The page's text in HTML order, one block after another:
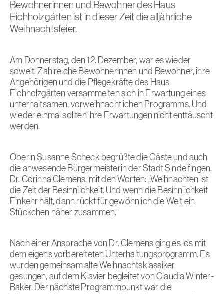
Bewohnerinnen und Bewohner des Haus
Eichholzgärten ist in dieser Zeit die alljährliche
Weihnachtsfeier.
Am Donnerstag, den 12. Dezember, war es wieder
soweit. Zahlreiche Bewohnerinnen und Bewohner, ihre
Angehörigen und die Pflegekräfte des Haus
Eichholzgärten versammelten sich in Erwartung eines
unterhaltsamen, vorweihnachtlichen Programms. Und
wieder einmal sollten ihre Erwartungen nicht enttäuscht
werden.
Oberin Susanne Scheck begrüßte die Gäste und auch
die anwesende Bürgermeisterin der Stadt Sindelfingen,
Dr. Corinna Clemens, mit den Worten: „Weihnachten ist
die Zeit der Besinnlichkeit. Und wenn die Besinnlichkeit
Einkehr hält, dann rückt für gewöhnlich die Welt ein
Stückchen näher zusammen.“
Nach einer Ansprache von Dr. Clemens ging es los mit
dem eigens vorbereiteten Unterhaltungsprogramm. Es
wurden gemeinsam alte Weihnachtsklassiker
gesungen, auf dem Klavier begleitet von Claudia Winter-
Baker. Der nächste Programmpunkt war die